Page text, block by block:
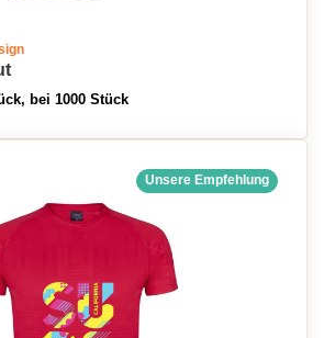
bei 1000 Stück
Unsere Empfehlung